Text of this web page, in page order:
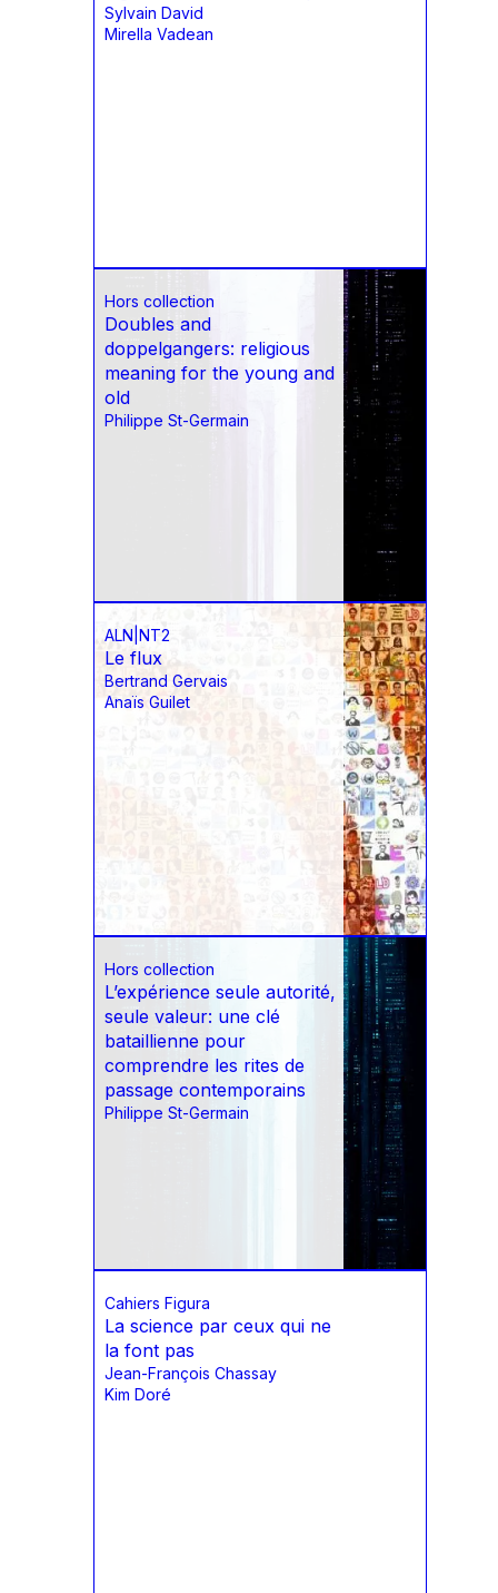
Sylvain David
Mirella Vadean
Hors collection
Doubles and
doppelgangers: religious
meaning for the young and
old
Philippe St-Germain
ALN|NT2
Le flux
Bertrand Gervais
Anaïs Guilet
Hors collection
L’expérience seule autorité,
seule valeur: une clé
bataillienne pour
comprendre les rites de
passage contemporains
Philippe St-Germain
Cahiers Figura
La science par ceux qui ne
la font pas
Jean-François Chassay
Kim Doré